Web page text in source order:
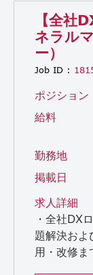
【全社
ネラル
ー）
Job ID :
ポジション
給料
勤務地
掲載日
求人詳細
・全社DX
題解決およ
用・改修